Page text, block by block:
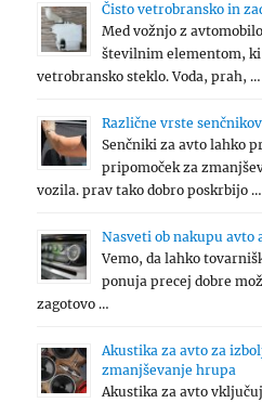
Čisto vetrobransko in
Med vožnjo z
številnim elementom, ki
vetrobransko steklo. Voda, prah, …
Različne vrste
Senčniki za avto lahko
pripomoček za
vozila. prav tako dobro poskrbijo …
Nasveti ob nakupu avto
Vemo, da lahko
ponuja precej dobre
zagotovo …
Akustika za avto za
zmanjševanje hrupa
Akustika za avto